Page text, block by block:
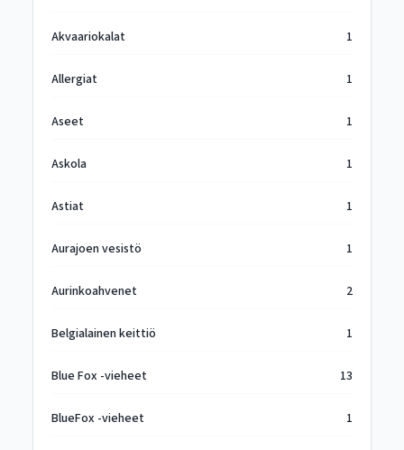
Akvaariokalat 1
Allergiat 1
Aseet 1
Askola 1
Astiat 1
Aurajoen vesistö 1
Aurinkoahvenet 2
Belgialainen keittiö 1
Blue Fox -vieheet 13
BlueFox -vieheet 1